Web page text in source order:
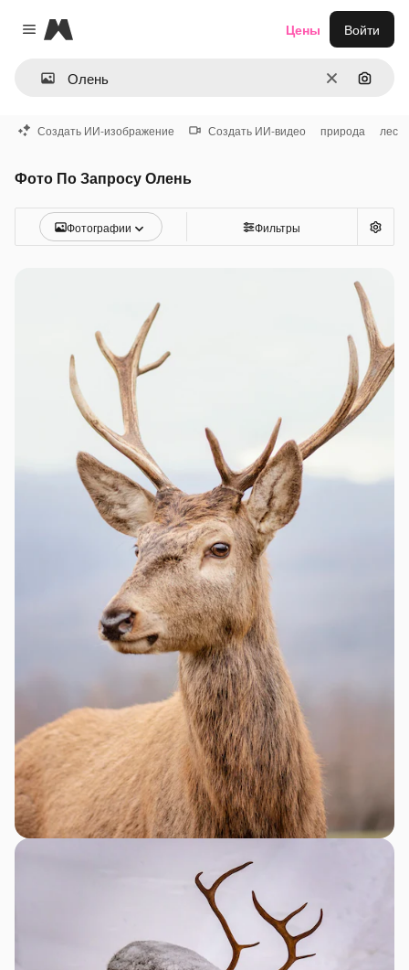
Close menu
Magnific
ОчиститьПоиск
Цены Войти
Создать ИИ-изображение Создать ИИ-видео природа лес
Фото По Запросу Олень
Фотографии Фильтры